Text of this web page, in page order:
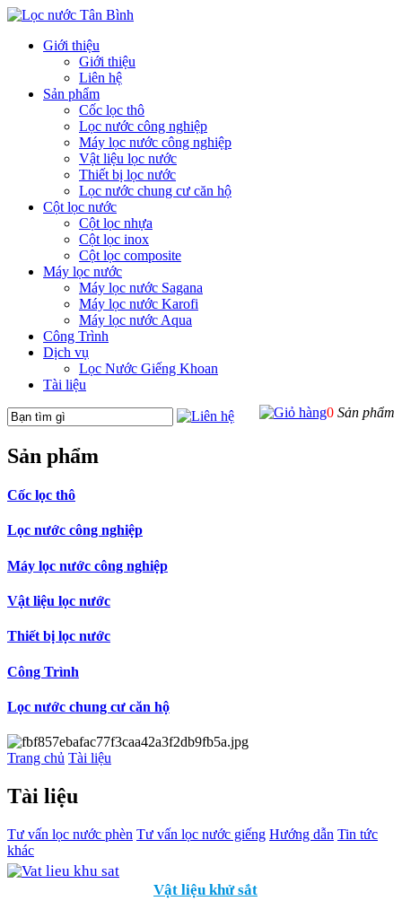
Giới thiệu
Giới thiệu
Liên hệ
Sản phẩm
Cốc lọc thô
Lọc nước công nghiệp
Máy lọc nước công nghiệp
Vật liệu lọc nước
Thiết bị lọc nước
Lọc nước chung cư căn hộ
Cột lọc nước
Cột lọc nhựa
Cột lọc inox
Cột lọc composite
Máy lọc nước
Máy lọc nước Sagana
Máy lọc nước Karofi
Máy lọc nước Aqua
Công Trình
Dịch vụ
Lọc Nước Giếng Khoan
Tài liệu
0 Sản phẩm
Sản phẩm
Cốc lọc thô
Lọc nước công nghiệp
Máy lọc nước công nghiệp
Vật liệu lọc nước
Thiết bị lọc nước
Công Trình
Lọc nước chung cư căn hộ
Trang chủ Tài liệu
Tài liệu
Tư vấn lọc nước phèn Tư vấn lọc nước giếng Hướng dẫn Tin tức
khác
Vật liệu khử sắt